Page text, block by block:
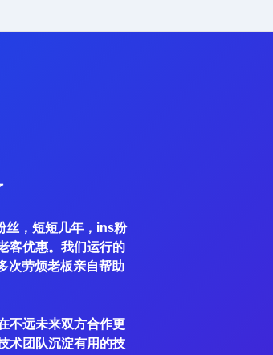
，短短几年，ins粉
客优惠。我们运行的
次劳烦老板亲自帮助
不远未来双方合作更
术团队沉淀有用的技